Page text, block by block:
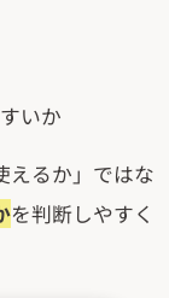
いか
えるか」ではな
を判断しやすく